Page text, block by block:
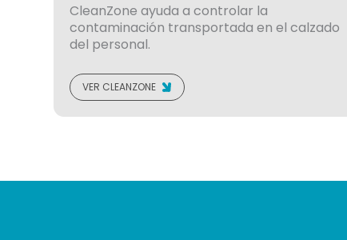
CleanZone ayuda a controlar la
contaminación transportada en el calzado
del personal.
VER CLEANZONE